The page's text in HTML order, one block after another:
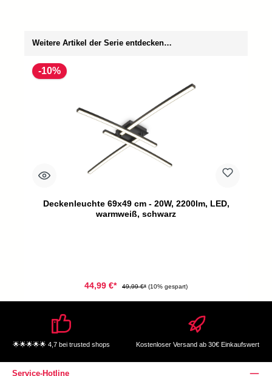
Weitere Artikel der Serie entdecken…
-10%
Deckenleuchte 69x49 cm - 20W, 2200lm, LED,
warmweiß, schwarz
44,99 €* 49,99 €* (10% gespart)
🌟🌟🌟🌟🌟 4,7 bei trusted shops Kostenloser Versand ab 30€ Einkaufswert
Service-Hotline